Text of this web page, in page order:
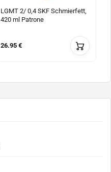
LGMT 2/ 0,4 SKF Schmierfett,
420 ml Patrone
26.95 €